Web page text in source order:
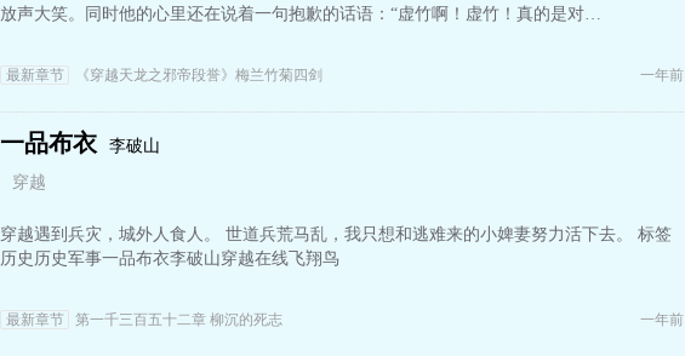
放声大笑。同时他的心里还在说着一句抱歉的话语：“虚竹啊！虚竹！真的是对…
最新章节 《穿越天龙之邪帝段誉》梅兰竹菊四剑 一年前
一品布衣
李破山
穿越
穿越遇到兵灾，城外人食人。 世道兵荒马乱，我只想和逃难来的小婢妻努力活下去。 标签
历史历史军事一品布衣李破山穿越在线飞翔鸟
最新章节 第一千三百五十二章 柳沉的死志 一年前